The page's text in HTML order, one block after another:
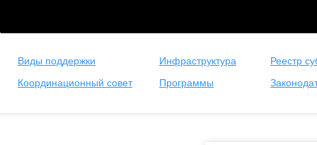
Виды поддержки Инфраструктура
Реестр
Координационный совет
Программы